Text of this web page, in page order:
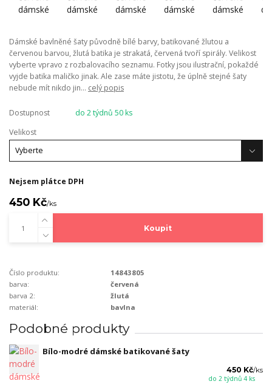
Dámské bavlněné šaty původně bílé barvy, batikované žlutou a
červenou barvou, žlutá batika je strakatá, červená tvoří spirály. Velikost
vyberte vpravo z rozbalovacího seznamu. Fotky jsou ilustrační, pokaždé
vyjde batika maličko jinak. Ale zase máte jistotu, že úplně stejné šaty
nebude mít nikdo jin... celý popis
Dostupnost
do 2 týdnů 50 ks
Velikost
Nejsem plátce DPH
450 Kč/ks
Koupit
Číslo produktu:
14843805
barva:
červená
barva 2:
žlutá
materiál:
bavlna
Podobné produkty
Bílo-modré dámské batikované šaty
450 Kč/ks
do 2 týdnů 4 ks